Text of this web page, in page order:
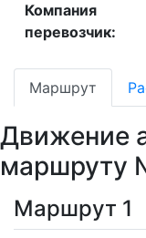
Компания
перевозчик:
Маршрут
Движение
маршруту
Маршрут 1